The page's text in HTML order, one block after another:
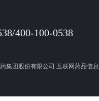
400-100-0538
药集团股份有限公司 互联网药品信